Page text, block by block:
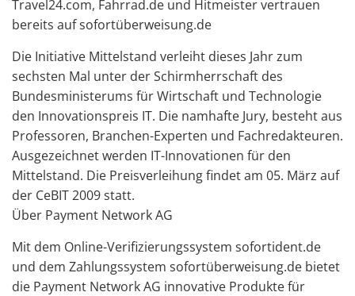
Travel24.com, Fahrrad.de und Hitmeister vertrauen
bereits auf sofortüberweisung.de
Die Initiative Mittelstand verleiht dieses Jahr zum
sechsten Mal unter der Schirmherrschaft des
Bundesministerums für Wirtschaft und Technologie
den Innovationspreis IT. Die namhafte Jury, besteht aus
Professoren, Branchen-Experten und Fachredakteuren.
Ausgezeichnet werden IT-Innovationen für den
Mittelstand. Die Preisverleihung findet am 05. März auf
der CeBIT 2009 statt.
Über Payment Network AG
Mit dem Online-Verifizierungssystem sofortident.de
und dem Zahlungssystem sofortüberweisung.de bietet
die Payment Network AG innovative Produkte für